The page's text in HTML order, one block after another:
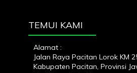
TEMUI KAMI
Alamat :
Jalan Raya Pacitan Lorok KM
Kabupaten Pacitan, Provinsi